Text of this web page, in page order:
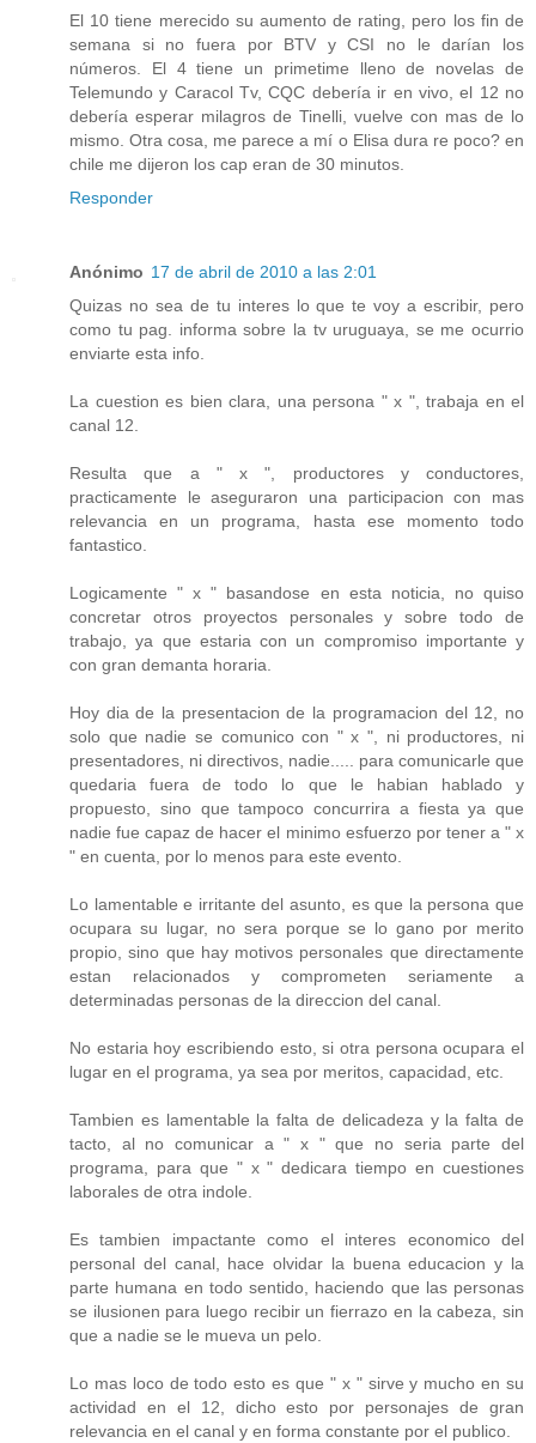
El 10 tiene merecido su aumento de rating, pero los fin de
semana si no fuera por BTV y CSI no le darían los
números. El 4 tiene un primetime lleno de novelas de
Telemundo y Caracol Tv, CQC debería ir en vivo, el 12 no
debería esperar milagros de Tinelli, vuelve con mas de lo
mismo. Otra cosa, me parece a mí o Elisa dura re poco? en
chile me dijeron los cap eran de 30 minutos.
Responder
Anónimo 17 de abril de 2010 a las 2:01
Quizas no sea de tu interes lo que te voy a escribir, pero
como tu pag. informa sobre la tv uruguaya, se me ocurrio
enviarte esta info.
La cuestion es bien clara, una persona " x ", trabaja en el
canal 12.
Resulta que a " x ", productores y conductores,
practicamente le aseguraron una participacion con mas
relevancia en un programa, hasta ese momento todo
fantastico.
Logicamente " x " basandose en esta noticia, no quiso
concretar otros proyectos personales y sobre todo de
trabajo, ya que estaria con un compromiso importante y
con gran demanta horaria.
Hoy dia de la presentacion de la programacion del 12, no
solo que nadie se comunico con " x ", ni productores, ni
presentadores, ni directivos, nadie..... para comunicarle que
quedaria fuera de todo lo que le habian hablado y
propuesto, sino que tampoco concurrira a fiesta ya que
nadie fue capaz de hacer el minimo esfuerzo por tener a " x
" en cuenta, por lo menos para este evento.
Lo lamentable e irritante del asunto, es que la persona que
ocupara su lugar, no sera porque se lo gano por merito
propio, sino que hay motivos personales que directamente
estan relacionados y comprometen seriamente a
determinadas personas de la direccion del canal.
No estaria hoy escribiendo esto, si otra persona ocupara el
lugar en el programa, ya sea por meritos, capacidad, etc.
Tambien es lamentable la falta de delicadeza y la falta de
tacto, al no comunicar a " x " que no seria parte del
programa, para que " x " dedicara tiempo en cuestiones
laborales de otra indole.
Es tambien impactante como el interes economico del
personal del canal, hace olvidar la buena educacion y la
parte humana en todo sentido, haciendo que las personas
se ilusionen para luego recibir un fierrazo en la cabeza, sin
que a nadie se le mueva un pelo.
Lo mas loco de todo esto es que " x " sirve y mucho en su
actividad en el 12, dicho esto por personajes de gran
relevancia en el canal y en forma constante por el publico.